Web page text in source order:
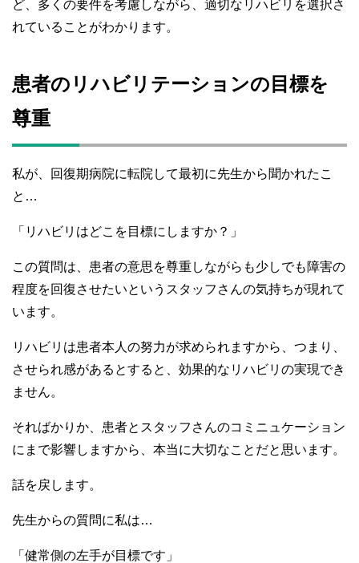
ど、多くの要件を考慮しながら、適切なリハビリを選択さ
れていることがわかります。
患者のリハビリテーションの目標を
尊重
私が、回復期病院に転院して最初に先生から聞かれたこ
と…
「リハビリはどこを目標にしますか？」
この質問は、患者の意思を尊重しながらも少しでも障害の
程度を回復させたいというスタッフさんの気持ちが現れて
います。
リハビリは患者本人の努力が求められますから、つまり、
させられ感があるとすると、効果的なリハビリの実現でき
ません。
そればかりか、患者とスタッフさんのコミニュケーション
にまで影響しますから、本当に大切なことだと思います。
話を戻します。
先生からの質問に私は…
「健常側の左手が目標です」